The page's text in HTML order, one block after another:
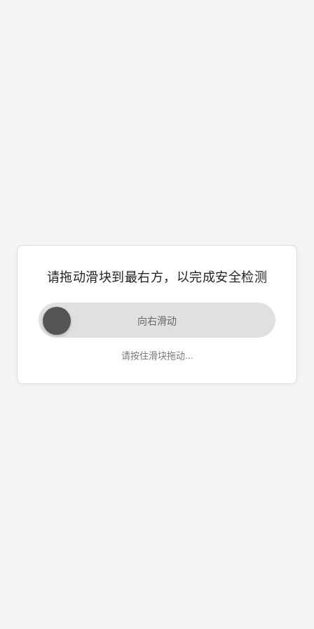
请拖动滑块到最右方，以完成安全检测
向右滑动
请按住滑块拖动...